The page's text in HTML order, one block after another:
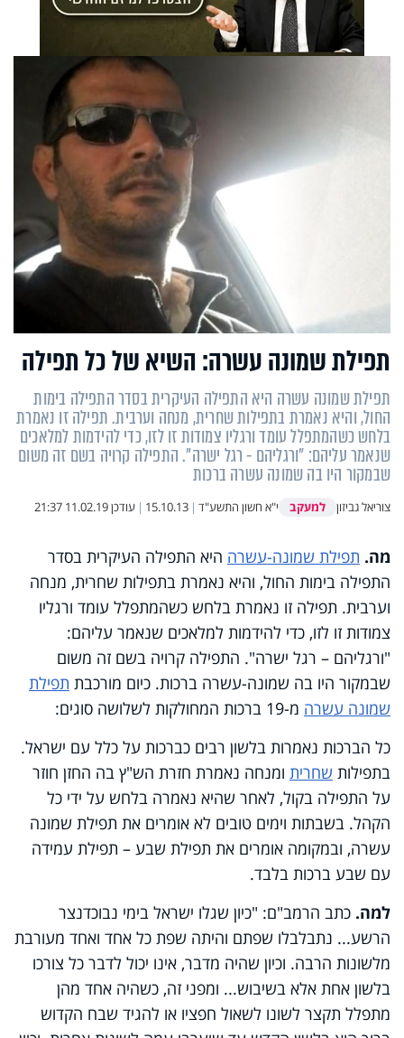
תפילת שמונה עשרה: השיא של כל תפילה
תפילת שמונה עשרה היא התפילה העיקרית בסדר התפילה בימות
החול, והיא נאמרת בתפילות שחרית, מנחה וערבית. תפילה זו נאמרת
בלחש כשהמתפלל עומד ורגליו צמודות זו לזו, כדי להידמות למלאכים
שנאמר עליהם: "ורגליהם - רגל ישרה". התפילה קרויה בשם זה משום
שבמקור היו בה שמונה עשרה ברכות
צוריאל גביזון למעקב י"א חשון התשע"ד |
15.10.13
| עודכן11.02.19 21:37
מה. תפילת שמונה-עשרה היא התפילה העיקרית בסדר
התפילה בימות החול, והיא נאמרת בתפילות שחרית, מנחה
וערבית. תפילה זו נאמרת בלחש כשהמתפלל עומד ורגליו
צמודות זו לזו, כדי להידמות למלאכים שנאמר עליהם:
"ורגליהם – רגל ישרה". התפילה קרויה בשם זה משום
שבמקור היו בה שמונה-עשרה ברכות. כיום מורכבת תפילת
שמונה עשרה מ-19 ברכות המחולקות לשלושה סוגים:
כל הברכות נאמרות בלשון רבים כברכות על כלל עם ישראל.
בתפילות שחרית ומנחה נאמרת חזרת הש"ץ בה החזן חוזר
על התפילה בקול, לאחר שהיא נאמרה בלחש על ידי כל
הקהל. בשבתות וימים טובים לא אומרים את תפילת שמונה
עשרה, ובמקומה אומרים את תפילת שבע – תפילת עמידה
עם שבע ברכות בלבד.
למה. כתב הרמב"ם: "כיון שגלו ישראל בימי נבוכדנצר
הרשע... נתבלבלו שפתם והיתה שפת כל אחד ואחד מעורבת
מלשונות הרבה. וכיון שהיה מדבר, אינו יכול לדבר כל צורכו
בלשון אחת אלא בשיבוש... ומפני זה, כשהיה אחד מהן
מתפלל תקצר לשונו לשאול חפציו או להגיד שבח הקדוש